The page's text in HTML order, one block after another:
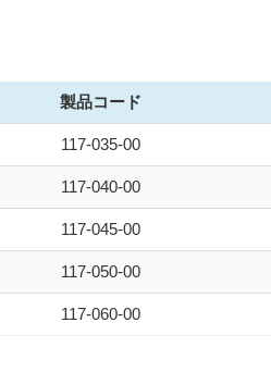
製品コード
117-035-00
117-040-00
117-045-00
117-050-00
117-060-00